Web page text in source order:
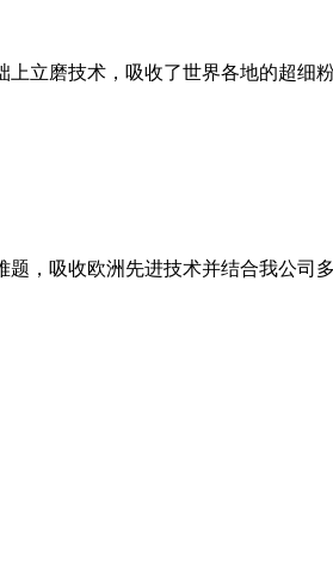
立磨技术，吸收了世界各地的超
，吸收欧洲先进技术并结合我公